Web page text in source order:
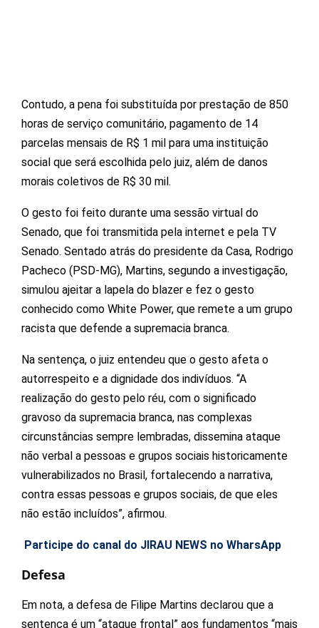
Contudo, a pena foi substituída por prestação de 850
horas de serviço comunitário, pagamento de 14
parcelas mensais de R$ 1 mil para uma instituição
social que será escolhida pelo juiz, além de danos
morais coletivos de R$ 30 mil.
O gesto foi feito durante uma sessão virtual do
Senado, que foi transmitida pela internet e pela TV
Senado. Sentado atrás do presidente da Casa, Rodrigo
Pacheco (PSD-MG), Martins, segundo a investigação,
simulou ajeitar a lapela do blazer e fez o gesto
conhecido como White Power, que remete a um grupo
racista que defende a supremacia branca.
Na sentença, o juiz entendeu que o gesto afeta o
autorrespeito e a dignidade dos indivíduos. “A
realização do gesto pelo réu, com o significado
gravoso da supremacia branca, nas complexas
circunstâncias sempre lembradas, dissemina ataque
não verbal a pessoas e grupos sociais historicamente
vulnerabilizados no Brasil, fortalecendo a narrativa,
contra essas pessoas e grupos sociais, de que eles
não estão incluídos”, afirmou.
Participe do canal do JIRAU NEWS no WharsApp
Defesa
Em nota, a defesa de Filipe Martins declarou que a
sentença é um “ataque frontal” aos fundamentos “mais